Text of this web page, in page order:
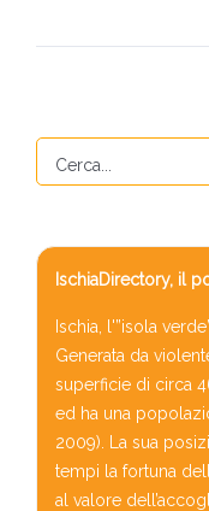
IschiaDirectory, il
Ischia, l'”isola
Generata da
superficie di circa
ed ha una
2009). La sua
tempi la fortuna
al valore